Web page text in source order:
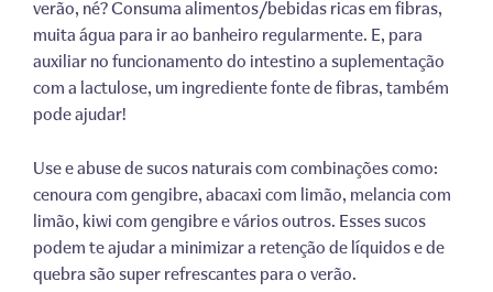
verão, né? Consuma alimentos/bebidas ricas em fibras,
muita água para ir ao banheiro regularmente. E, para
auxiliar no funcionamento do intestino a suplementação
com a lactulose, um ingrediente fonte de fibras, também
pode ajudar!
Use e abuse de sucos naturais com combinações como:
cenoura com gengibre, abacaxi com limão, melancia com
limão, kiwi com gengibre e vários outros. Esses sucos
podem te ajudar a minimizar a retenção de líquidos e de
quebra são super refrescantes para o verão.